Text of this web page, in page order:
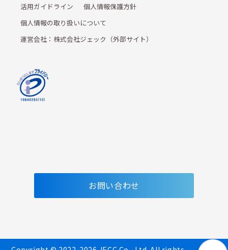
活用ガイドライン
個人情報保護方針
個人情報の取り扱いについて
運営会社：株式会社ジェック（外部サイト）
お問い合わせ